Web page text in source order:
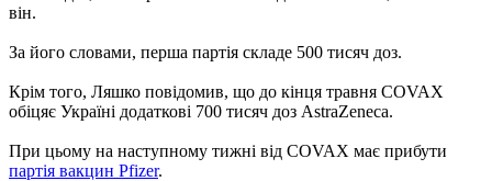
він.
За його словами, перша партія складе 500 тисяч доз.
Крім того, Ляшко повідомив, що до кінця травня COVAX
обіцяє Україні додаткові 700 тисяч доз AstraZeneca.
При цьому на наступному тижні від COVAX має прибути
партія вакцин Pfizer.